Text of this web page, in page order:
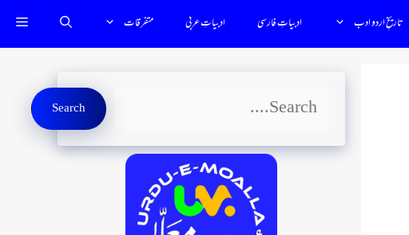
تاریخِ اردو ادب ادبیاتِ فارسى ادبياتِ عربي متفرقات
Search
Search